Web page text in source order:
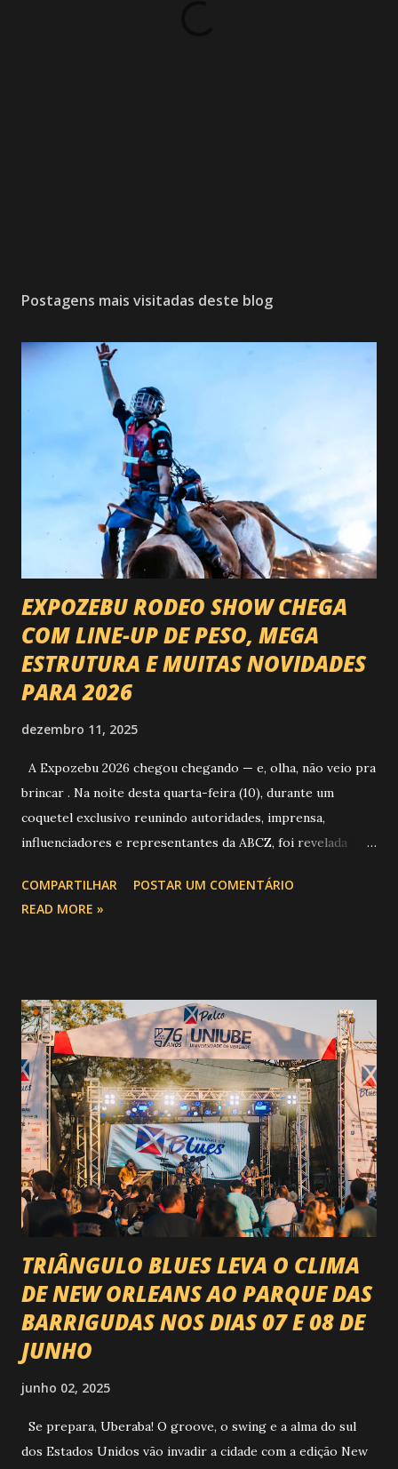
Postagens mais visitadas deste blog
EXPOZEBU RODEO SHOW CHEGA
COM LINE-UP DE PESO, MEGA
ESTRUTURA E MUITAS NOVIDADES
PARA 2026
dezembro 11, 2025
A Expozebu 2026 chegou chegando — e, olha, não veio pra
brincar . Na noite desta quarta-feira (10), durante um
coquetel exclusivo reunindo autoridades, imprensa,
influenciadores e representantes da ABCZ, foi revelada
festa : a chegada do Campeonato de Montarias em Touros
do Circuito Rancho Primavera (CRP) , a maior companhia de
impacto é tão grande que o evento até mudou de nome:
agora é Expozebu Rodeo Shows . E não para por aí. Foto:
@circuitoranchoprimavera 🎤 LINE-UP NACIONAL QUE
VAI ESTREMECER O PARQUE Serão quatro noites , entre
24, 25, 30 de abril e 02 de maio , com oito atrações gigantes
da música brasileira , contemplando sertanejo, forró,
piseiro e sofrência nível hard: Gusttavo Lima Leonardo
Natanzinho Lima Jads & ...
COMPARTILHAR
POSTAR UM COMENTÁRIO
READ MORE »
TRIÂNGULO BLUES LEVA O CLIMA
DE NEW ORLEANS AO PARQUE DAS
BARRIGUDAS NOS DIAS 07 E 08 DE
JUNHO
junho 02, 2025
Se prepara, Uberaba! O groove, o swing e a alma do sul
dos Estados Unidos vão invadir a cidade com a edição New